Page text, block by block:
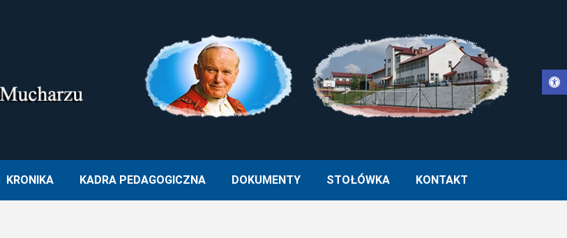
Otwórz pasek narzędzi
ŚWIĘTEGO JANA PAWŁA II W MUCHARZU
KRONIKA KADRA PEDAGOGICZNA DOKUMENTY STOŁÓWKA KONTAKT